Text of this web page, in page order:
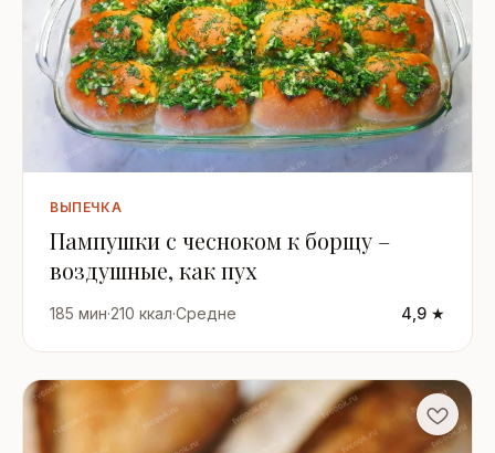
ВЫПЕЧКА
Пампушки с чесноком к борщу –
воздушные, как пух
185 мин·210 ккал·Средне 4,9 ★